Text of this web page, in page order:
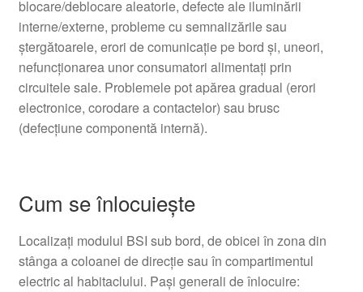
blocare/deblocare aleatorie, defecte ale iluminării
interne/externe, probleme cu semnalizările sau
ștergătoarele, erori de comunicație pe bord și, uneori,
nefuncționarea unor consumatori alimentați prin
circuitele sale. Problemele pot apărea gradual (erori
electronice, corodare a contactelor) sau brusc
(defecțiune componentă internă).
Cum se înlocuiește
Localizați modulul BSI sub bord, de obicei în zona din
stânga a coloanei de direcție sau în compartimentul
electric al habitaclului. Pași generali de înlocuire: